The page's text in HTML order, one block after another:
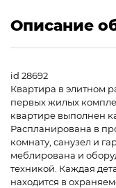
Описание
id 28692
Квартира в элитном
первых жилых
квартире выполнен
Распланирована в
комнату, санузел и
меблирована и
техникой. Каждая
находится в